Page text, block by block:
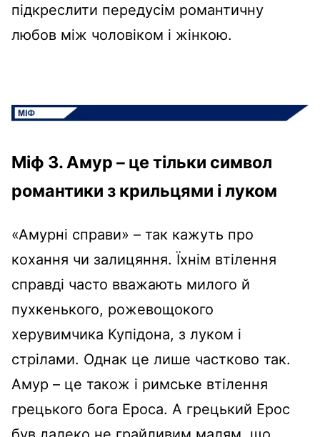
підкреслити передусім романтичну
любов між чоловіком і жінкою.
Міф 3. Амур – це тільки символ
романтики з крильцями і луком
«Амурні справи» – так кажуть про
кохання чи залицяння. Їхнім втілення
справді часто вважають милого й
пухкенького, рожевощокого
херувимчика Купідона, з луком і
стрілами. Однак це лише частково так.
Амур – це також і римське втілення
грецького бога Ероса. А грецький Ерос